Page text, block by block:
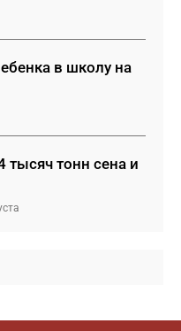
в школу на
тысяч тонн сена и